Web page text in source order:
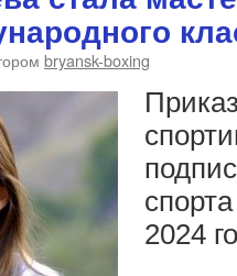
bryansk-boxing
2024